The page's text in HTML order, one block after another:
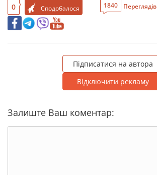
0 Сподобалося 1840 Переглядів
Підписатися на автора
Відключити рекламу
Залиште Ваш коментар: